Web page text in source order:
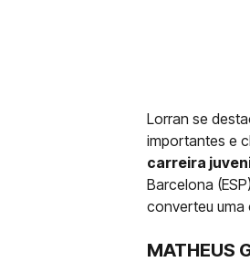
Lorran se
importantes e
carreira
Barcelona
converteu uma
MATHEUS